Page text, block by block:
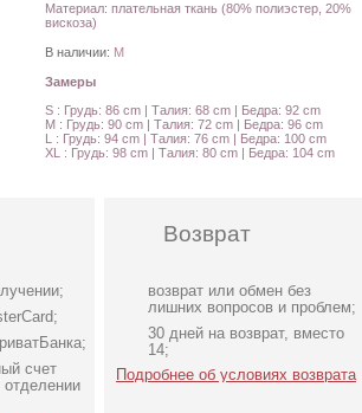
Материал: плательная ткань (80% полиэстер, 20%
вискоза)
В наличии: M
Замеры
S : Грудь: 86 cm | Талия: 68 cm | Бедра: 92 cm
M : Грудь: 90 cm | Талия: 72 cm | Бедра: 96 cm
L : Грудь: 94 cm | Талия: 76 cm | Бедра: 100 cm
XL : Грудь: 98 cm | Талия: 80 cm | Бедра: 104 cm
счет
Возврат
возврат или обмен без
лишних вопросов и проблем;
30 дней на возврат, вместо
14;
Подробнее об условиях возврата